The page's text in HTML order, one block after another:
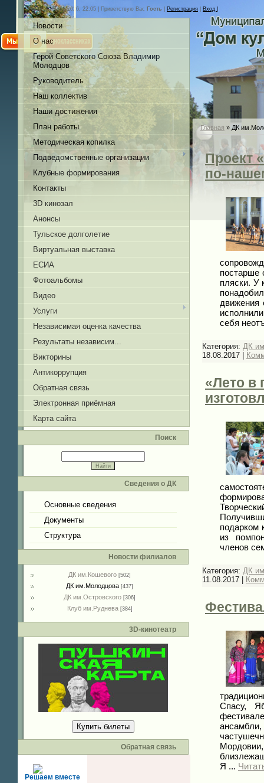
Четверг, 06.08.2026, 22:05 | Приветствую Вас Гость Регистрация Вход |
Новости
О нас
Герой Советского Союза Владимир
Молодцов
Руководитель
Наш коллектив
Наши достижения
План работы
Методическая копилка
Подведомственные организации
Клубные формирования
Контакты
3D кинозал
Анонсы
Тульское долголетие
Виртуальная выставка
ЕСИА
Фотоальбомы
Видео
Услуги
Независимая оценка качества
Результаты независим...
Викторины
Антикоррупция
Обратная связь
Электронная приёмная
Карта сайта
Поиск
Сведения о ДК
Основные сведения
Документы
Структура
Новости филиалов
ДК им.Кошевого [502]
ДК им.Молодцова [437]
ДК им.Островского [306]
Клуб им.Руднева [384]
3D-кинотеатр
Купить билеты
Обратная связь
Решаем вместе
Главная » ДК
Проект
по-
постарше
пляски. У
движения
себя
Категория: ДК
18.08.2017 |
«Лето в
подарком
из
членов
Категория: ДК
11.08.2017 |
Спасу,
Я ...